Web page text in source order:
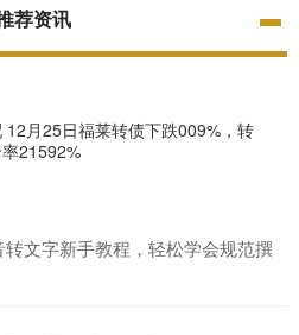
荐资讯
12月25日福莱转债下跌009%，转
21592%
文字新手教程，轻松学会规范撰